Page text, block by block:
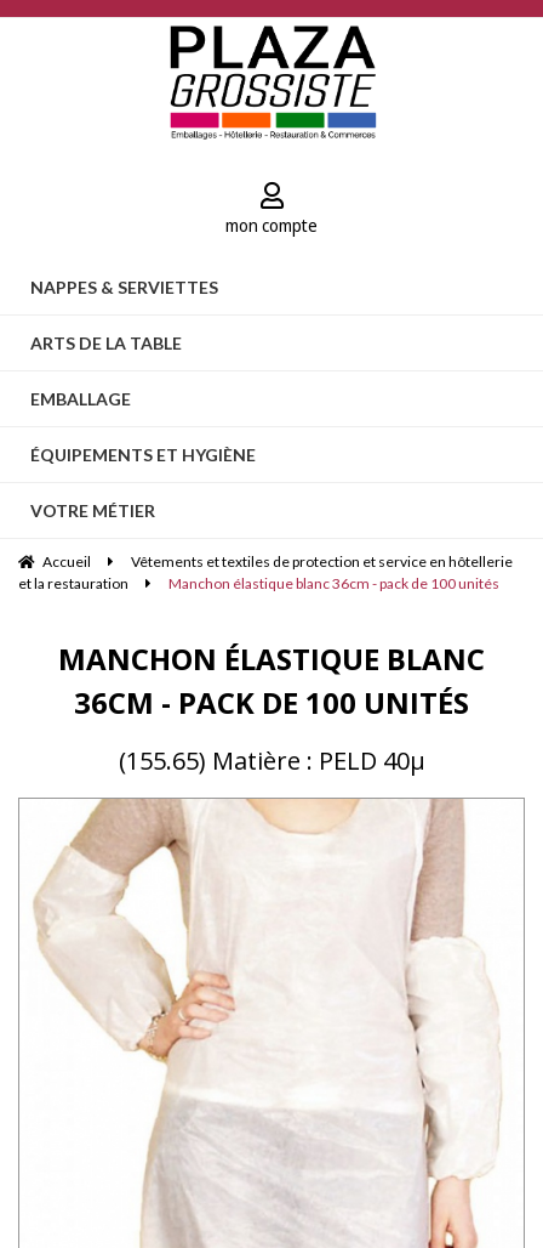
mon compte
NAPPES & SERVIETTES
ARTS DE LA TABLE
EMBALLAGE
ÉQUIPEMENTS ET HYGIÈNE
VOTRE MÉTIER
Accueil
Vêtements et textiles de protection et service en hôtellerie
et la restauration
Manchon élastique blanc 36cm - pack de 100 unités
MANCHON ÉLASTIQUE BLANC
36CM - PACK DE 100 UNITÉS
(155.65) Matière : PELD 40µ